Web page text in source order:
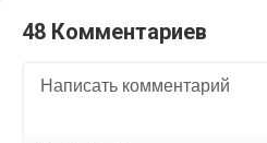
48 Комментариев